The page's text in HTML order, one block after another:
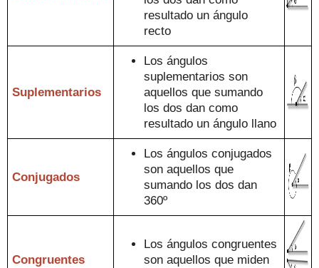
resultado un ángulo
recto
Suplementarios
Los ángulos
suplementarios son
aquellos quesumando
los dos dan como
resultado un ángulo llano
Conjugados
Los ángulos conjugados
son aquellosque
sumando los dos dan
360º
Congruentes
Los ángulos congruentes
son aquellos que miden